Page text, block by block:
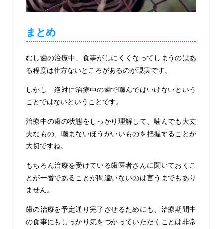
まとめ
むし歯の治療中、食事がしにくくなってしまうのはあ
る程度は仕方ないところがあるのが現実です。
しかし、絶対に治療中の歯で噛んではいけないという
ことではないということです。
治療中の歯の状態をしっかり理解して、噛んでも大丈
夫なもの、噛まないほうがいいものを把握することが
大切ですね。
もちろん治療を受けている歯医者さんに聞いておくこ
とが一番であることが間違いないのは言うまでもあり
ません。
歯の治療を予定通り完了させるためにも、治療期間中
の食事にもしっかり気をつかっていただくことは非常